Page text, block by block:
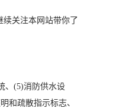
续关注本网站带你了
、(5)消防供水设
和疏散指示标志、